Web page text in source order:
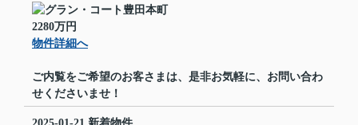
2280万円
物件詳細へ
ご内覧をご希望のお客さまは、是非お気軽に、お問い合わ
せくださいませ！